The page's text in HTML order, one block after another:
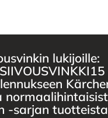
lukijoille:
-sarjan